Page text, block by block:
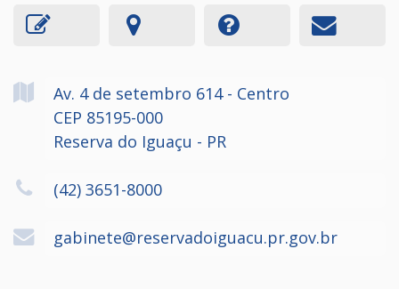
Av. 4 de setembro 614 - Centro
CEP 85195-000
Reserva do Iguaçu - PR
(42) 3651-8000
gabinete@reservadoiguacu.pr.gov.br